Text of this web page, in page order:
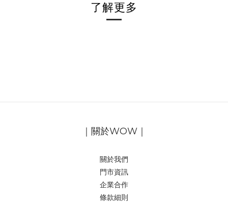
了解更多
｜關於WOW｜
關於我們
門市資訊
企業合作
條款細則